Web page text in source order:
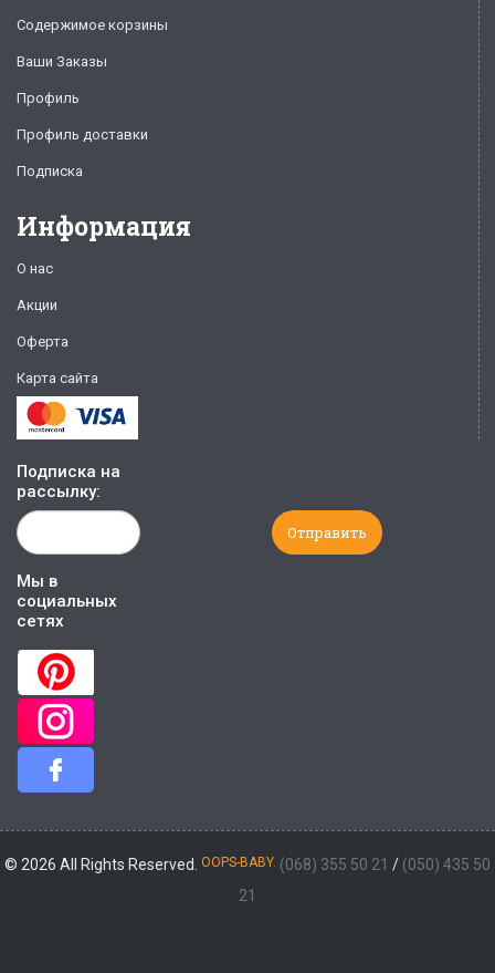
Содержимое корзины
Ваши Заказы
Профиль
Профиль доставки
Подписка
Информация
О нас
Акции
Оферта
Карта сайта
Подписка на
рассылку:
Мы в
социальных
сетях
© 2026 All Rights Reserved. OOPS-BABY. (068) 355 50 21 / (050) 435 50
21